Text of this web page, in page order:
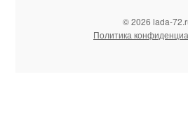
© 2026 lada-
Политика